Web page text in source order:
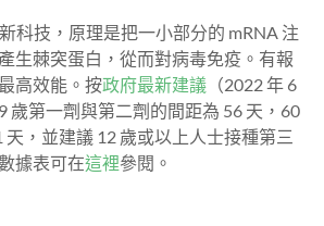
科技，原理是把一小部分的 mRNA 注
生棘突蛋白，從而對病毒免疫。有報
高效能。按政府最新建議 （2022 年 6
歲第一劑與第二劑的間距為 56 天，60
天，並建議 12 歲或以上人士接種第三
據表可在這裡參閱。